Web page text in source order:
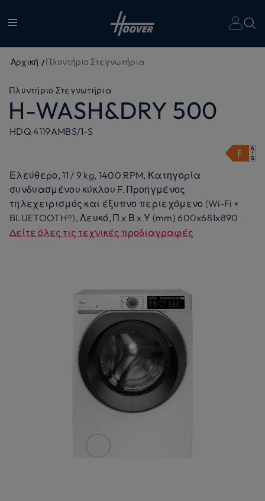
Αρχική Πλυντήριο Στεγνωτήρια
Πλυντήριο Στεγνωτήρια
H-WASH&DRY 500
HDQ 4119AMBS/1-S
Ελεύθερο, 11 / 9 kg, 1400 RPM, Κατηγορία
συνδυασμένου κύκλου F, Προηγμένος
τηλεχειρισμός και έξυπνο περιεχόμενο (Wi-Fi +
BLUETOOTH®), Λευκό, Π x Β x Υ (mm) 600x681x890
Δείτε όλες τις τεχνικές προδιαγραφές